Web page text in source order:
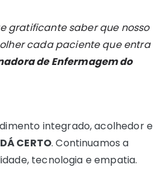
gratificante saber que nosso
cada paciente que entra
de Enfermagem do
integrado, acolhedor e
CERTO. Continuamos a
tecnologia e empatia.